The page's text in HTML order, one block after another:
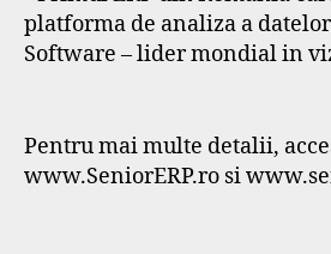
platforma de analiza a
Software – lider mondial in
Pentru mai multe detalii,
www.SeniorERP.ro si